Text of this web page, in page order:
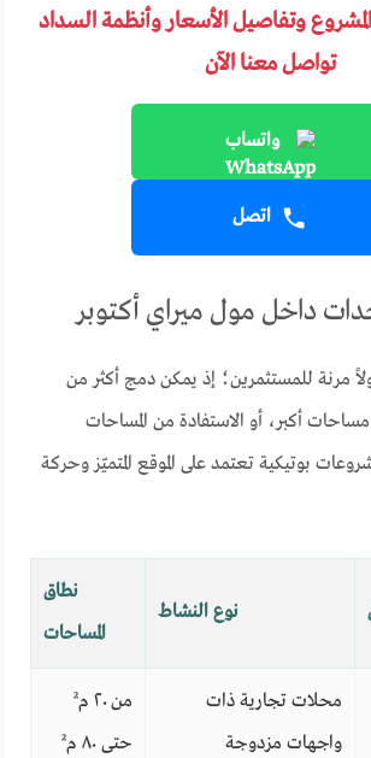
المشروع وتفاصيل الأسعار وأنظمة السداد
تواصل معنا الآن
واتساب
اتصل
داخل مول ميراي أكتوبر
مرنة للمستثمرين؛ إذ يمكن دمج أكثر من
أكبر، أو الاستفادة من المساحات
بوتيكية تعتمد على الموقع المتميّز وحركة
نوع النشاط
نطاق
المساحات
محلات تجارية ذات
واجهات مزدوجة
من ٢٠ م²
حتى ٨٠ م²